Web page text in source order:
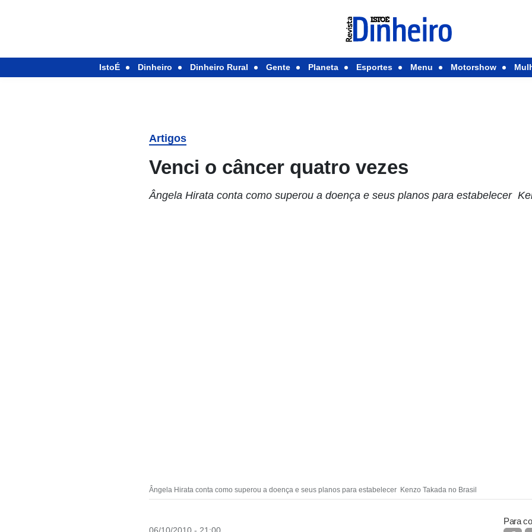
IstoÉ Dinheiro Dinheiro Rural Gente Planeta Esportes Menu Motorshow
Artigos
Venci o câncer quatro vezes
Ângela Hirata conta como superou a doença e seus planos para estabelecer
Ângela Hirata conta como superou a doença e seus planos para estabelecer Kenzo Takada no Brasil
06/10/2010 - 21:00
Para